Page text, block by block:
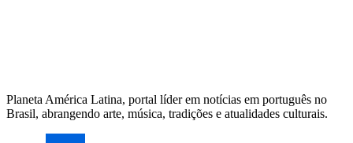
Planeta América Latina, portal líder em notícias em português no
Brasil, abrangendo arte, música, tradições e atualidades culturais.